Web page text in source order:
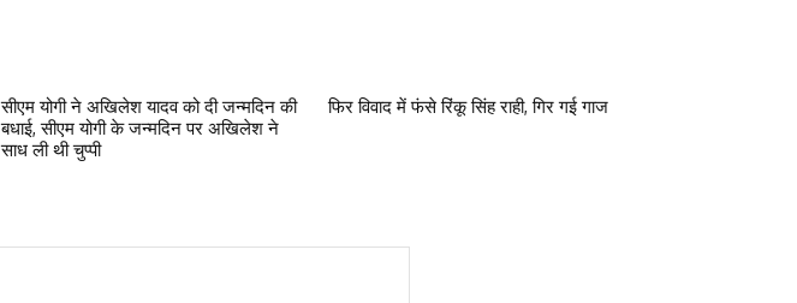
सीएम योगी ने अखिलेश यादव को दी जन्मदिन की
बधाई, सीएम योगी के जन्मदिन पर अखिलेश ने
साध ली थी चुप्पी
फिर विवाद में फंसे रिंकू सिंह राही, गिर गई गाज